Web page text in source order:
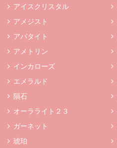
アイスクリスタル
アメジスト
アパタイト
アメトリン
インカローズ
エメラルド
隕石
オーラライト２３
ガーネット
琥珀